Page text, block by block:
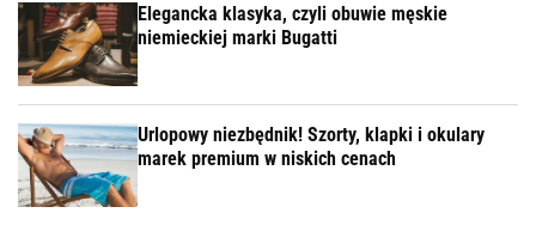
Elegancka klasyka, czyli obuwie męskie
niemieckiej marki Bugatti
Urlopowy niezbędnik! Szorty, klapki i okulary
marek premium w niskich cenach